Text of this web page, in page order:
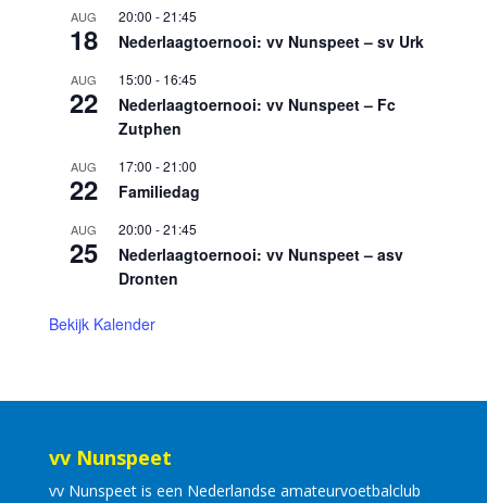
AUG
18
20:00 -21:45
Nederlaagtoernooi: vv Nunspeet – sv Urk
AUG
22
15:00 - 16:45
Nederlaagtoernooi: vv Nunspeet – Fc
Zutphen
AUG
22
17:00 -21:00
Familiedag
AUG
25
20:00 -21:45
Nederlaagtoernooi: vv Nunspeet – asv
Dronten
Bekijk Kalender
vv Nunspeet
vv Nunspeet is een Nederlandse amateurvoetbalclub